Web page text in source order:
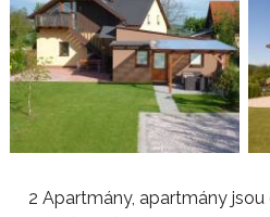
2 Apartmány, apartmány